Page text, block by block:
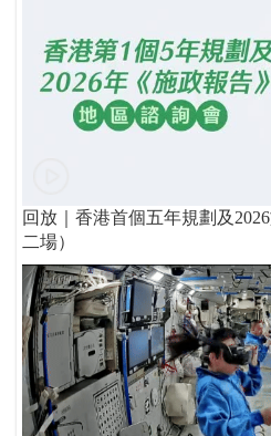
回放｜香港首個五年規劃及
二場）